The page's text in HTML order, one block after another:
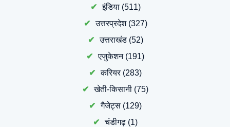
इंडिया(511)
उत्तरप्रदेश(327)
उत्तराखंड(52)
एजुकेशन(191)
करियर(283)
खेती-किसानी (75)
गैजेट्स (129)
चंडीगढ़ (1)